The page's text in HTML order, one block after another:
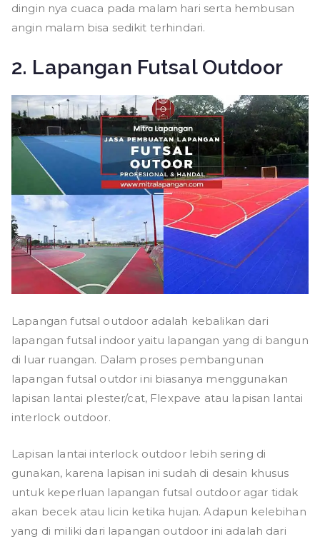
dingin nya cuaca pada malam hari serta hembusan
angin malam bisa sedikit terhindari.
2. Lapangan Futsal Outdoor
Lapangan futsal outdoor adalah kebalikan dari
lapangan futsal indoor yaitu lapangan yang di bangun
di luar ruangan. Dalam proses pembangunan
lapangan futsal outdor ini biasanya menggunakan
lapisan lantai plester/cat, Flexpave atau lapisan lantai
interlock outdoor.
Lapisan lantai interlock outdoor lebih sering di
gunakan, karena lapisan ini sudah di desain khusus
untuk keperluan lapangan futsal outdoor agar tidak
akan becek atau licin ketika hujan. Adapun kelebihan
yang di miliki dari lapangan outdoor ini adalah dari